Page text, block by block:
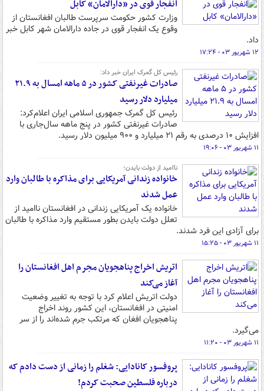
انفجار قوی در «دارالامان» کابل
وزارت کشور حکومت سرپرست طالبان افغانستان از
وقوع یک انفجار قوی در جاده دارالامان شهر کابل خبر
داد.
۱۲ شهریور ۰۳ - ۱۷:۲۴
رئیس کل گمرک ایران خبر داد:
صادرات غیرنفتی کشور در ۵ ماهه امسال به ۲۱.۹
میلیارد دلار رسید
رئیس کل گمرک جمهوری اسلامی ایران اعلام‌کرد:
صادرات غیرنفتی کشور در پنج ماهه سال‌جاری با
افزایش ۱۰ درصدی به رقم ۲۱ میلیارد و ۹۰۰ میلیون دلار رسید.
۱۱ شهریور ۰۳ - ۱۹:۰۶
ناامید از دولت بایدن؛
خانواده زندانی آمریکایی برای مذاکره با طالبان وارد
عمل شدند
خانواده یک آمریکایی زندانی در افغانستان ناامید از
تعلل دولت بایدن بطور مستقیم وارد مذاکره با طالبان
برای آزادی این فرد شدند.
۱۱ شهریور ۰۳ - ۱۵:۲۵
اتریش اخراج پناهجویان مجرم اهل افغانستان را
آغاز می‌کند
دولت اتریش اعلام کرد با توجه به تغییر وضعیت
امنیتی در افغانستان، این کشور روند اخراج
پناهجویان افغان که مرتکب جرم شده‌اند را از سر
می‌گیرد.
۱۱ شهریور ۰۳ - ۱۱:۲۰
پروفسور کانادایی: شغلم را زمانی از دست دادم که
درباره فلسطین صحبت کردم!